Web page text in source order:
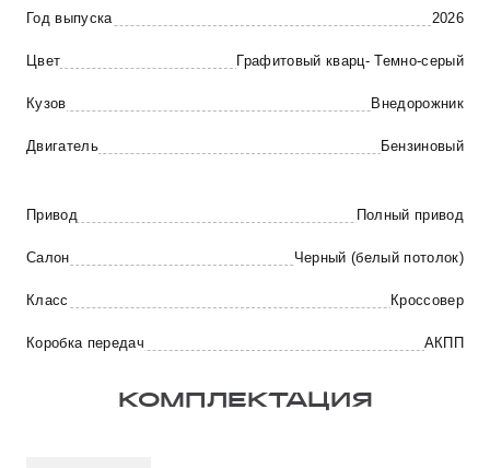
Год выпуска 2026
Цвет Графитовый кварц- Темно-серый
Кузов Внедорожник
Двигатель Бензиновый
Привод Полный привод
Салон Черный (белый потолок)
Класс Кроссовер
Коробка передач АКПП
КОМПЛЕКТАЦИЯ